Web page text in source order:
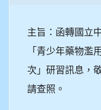
主旨：函轉國立
「青少年藥物
次」研習訊息，
請查照。